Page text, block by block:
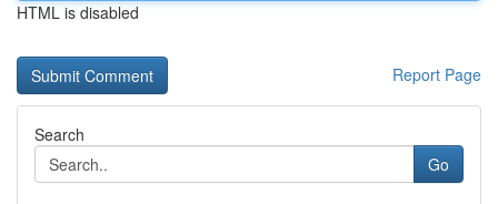
HTML is disabled
Report Page
Search
Go